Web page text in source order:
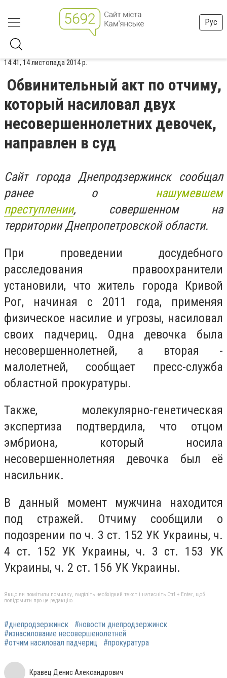
Рус
14:41, 14 листопада 2014 р.
Обвинительный акт по отчиму,
который насиловал двух
несовершеннолетних девочек,
направлен в суд
Сайт города Днепродзержинск сообщал
ранее о нашумевшем
преступлении, совершенном на
территории Днепропетровской области.
При проведении досудебного
расследования правоохранители
установили, что житель города Кривой
Рог, начиная с 2011 года, применяя
физическое насилие и угрозы, насиловал
своих падчериц. Одна девочка была
несовершеннолетней, а вторая -
малолетней, сообщает пресс-служба
областной прокуратуры.
Также, молекулярно-генетическая
экспертиза подтвердила, что отцом
эмбриона, который носила
несовершеннолетняя девочка был её
насильник.
В данный момент мужчина находится
под стражей. Отчиму сообщили о
подозрении по ч. 3 ст. 152 УК Украины, ч.
4 ст. 152 УК Украины, ч. 3 ст. 153 УК
Украины, ч. 2 ст. 156 УК Украины.
Якщо ви помітили помилку, виділіть необхідний текст і натисніть Ctrl + Enter, щоб
повідомити про це редакцію
#днепродзержинск
#новости днепродзержинск
#изнасилование несовершенолетней
#отчим насиловал падчериц
#прокуратура
Кравец Денис Александрович